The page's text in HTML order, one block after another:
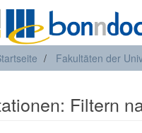
Fakultäten der
Filtern